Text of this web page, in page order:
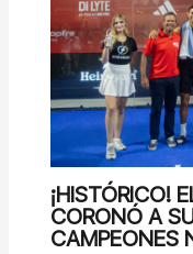
¡HISTÓRICO!
CORONÓ A
CAMPEONES